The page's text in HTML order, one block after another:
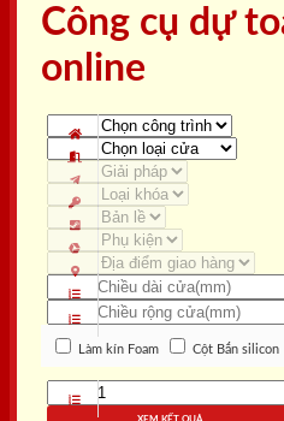
Công cụ dự
online
Làm kín Foam Cột Bắn silicon
XEM KẾT QUẢ